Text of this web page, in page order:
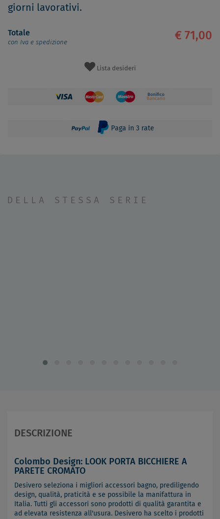
giorni lavorativi.
Totale
con Iva e spedizione
€ 71,00
Lista desideri
Paga in 3 rate
DELLA STESSA SERIE
DESCRIZIONE
Colombo Design: LOOK PORTA BICCHIERE A
PARETE CROMATO
Desivero seleziona i migliori accessori bagno, prediligendo
design, qualità, praticità e se possibile la manifattura in
Italia. Tutti gli accessori sono prodotti di qualità garantita e
ad elevata resistenza all'usura. Desivero ha scelto i prodotti